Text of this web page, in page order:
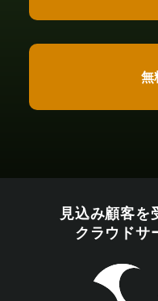
無
見込み顧客を
クラウドサ